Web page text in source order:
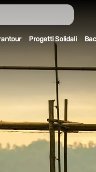
Progetti Solidali